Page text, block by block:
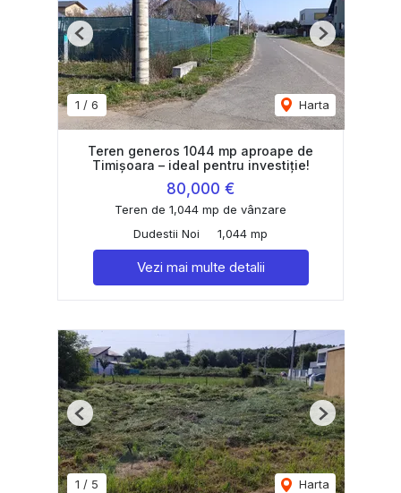
1 / 6 Harta
Previous Next
Teren generos 1044 mp aproape de
Timișoara – ideal pentru investiție!
80,000 €
Teren de 1,044 mp de vânzare
Dudestii Noi
1,044 mp
Vezi mai multe detalii
1 / 5 Harta
Previous Next